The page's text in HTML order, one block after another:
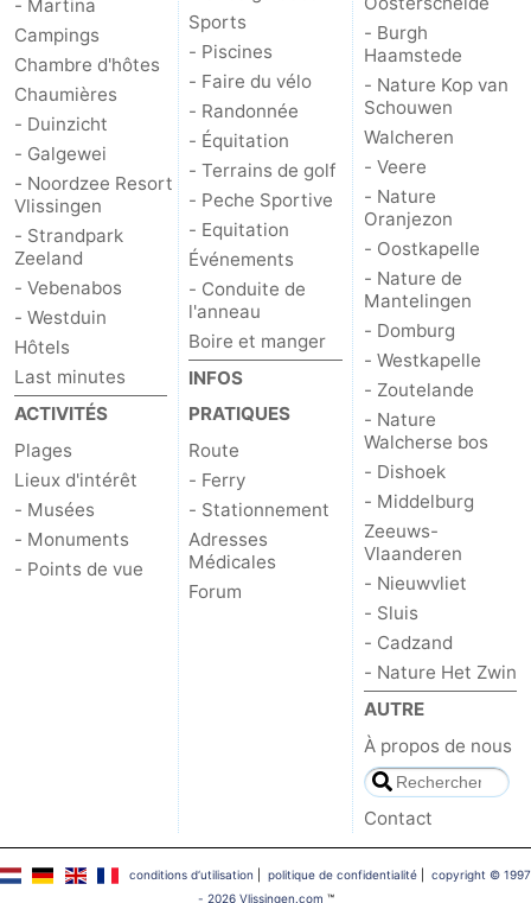
- Martina
Campings
Chambre d'hôtes
Chaumières
- Duinzicht
- Galgewei
- Noordzee Resort
Vlissingen
- Strandpark
Zeeland
- Vebenabos
- Westduin
Hôtels
Last minutes
ACTIVITÉS
Plages
Lieux d'intérêt
- Musées
- Monuments
- Points de vue
Sports
- Piscines
- Faire du vélo
- Randonnée
- Équitation
- Terrains de golf
- Peche Sportive
- Equitation
Événements
- Conduite de
l'anneau
Boire et manger
INFOS
PRATIQUES
Route
- Ferry
- Stationnement
Adresses
Médicales
Forum
- Burgh
Haamstede
- Nature Kop van
Schouwen
Walcheren
- Veere
- Nature
Oranjezon
- Oostkapelle
- Nature de
Mantelingen
- Domburg
- Westkapelle
- Zoutelande
- Nature
Walcherse bos
- Dishoek
- Middelburg
Zeeuws-
Vlaanderen
- Nieuwvliet
- Sluis
- Cadzand
- Nature Het Zwin
AUTRE
À propos de nous
Contact
conditions d‘utilisation politique de confidentialité| copyright © 1997
- 2026 Vlissingen.com ™